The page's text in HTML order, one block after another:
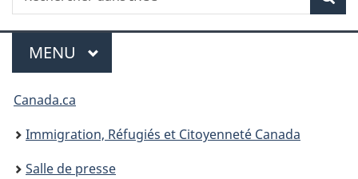
du
simplifiée
la
dans
Menu
MENU PRINCIPAL
Vous
êtes
ici :
Canada.ca
Immigration, Réfugiés et Citoyenneté Canada
Salle de presse